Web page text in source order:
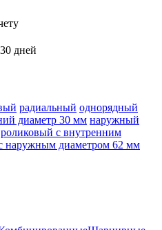
дней
радиальный однорядный
диаметр 30 мм наружный
роликовый с внутренним
наружным диаметром 62 мм